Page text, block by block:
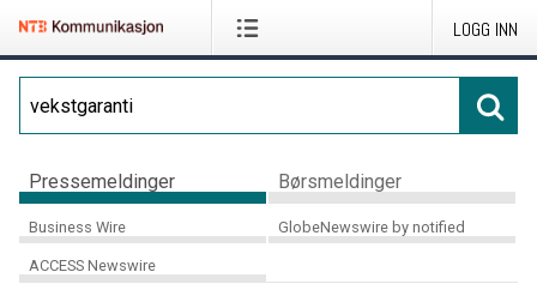
LOGG INN
Pressemeldinger Børsmeldinger
Business Wire GlobeNewswire by notified
ACCESS Newswire